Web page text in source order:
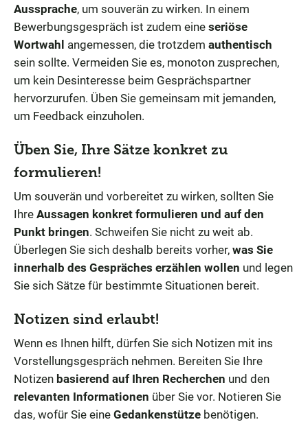
Aussprache, um souverän zu wirken. In einem
Bewerbungsgespräch ist zudem eine seriöse
Wortwahl angemessen, die trotzdem authentisch
sein sollte. Vermeiden Sie es, monoton zusprechen,
um kein Desinteresse beim Gesprächspartner
hervorzurufen. Üben Sie gemeinsam mit jemanden,
um Feedback einzuholen.
Üben Sie, Ihre Sätze konkret zu
formulieren!
Um souverän und vorbereitet zu wirken, sollten Sie
Ihre Aussagen konkret formulieren und auf den
Punkt bringen. Schweifen Sie nicht zu weit ab.
Überlegen Sie sich deshalb bereits vorher, was Sie
innerhalb des Gespräches erzählen wollen und legen
Sie sich Sätze für bestimmte Situationen bereit.
Notizen sind erlaubt!
Wenn es Ihnen hilft, dürfen Sie sich Notizen mit ins
Vorstellungsgespräch nehmen. Bereiten Sie Ihre
Notizen basierend auf Ihren Recherchen und den
relevanten Informationen über Sie vor. Notieren Sie
das, wofür Sie eine Gedankenstütze benötigen.